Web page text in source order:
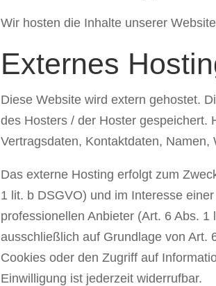
Wir hosten die Inhalte unserer
Externes
Diese Website wird extern gehostet.
des Hosters / der Hoster gespeichert.
Vertragsdaten, Kontaktdaten,
Das externe Hosting erfolgt zum
1 lit. b DSGVO) und im Interesse
professionellen Anbieter (Art. 6 Abs.
ausschließlich auf Grundlage von Art.
Cookies oder den Zugriff auf
Einwilligung ist jederzeit widerrufbar.